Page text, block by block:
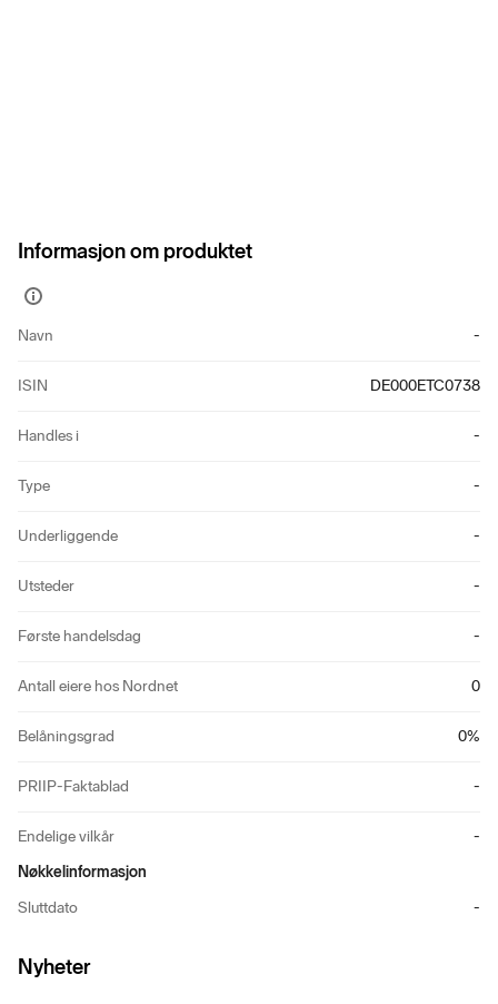
Informasjon om produktet
Vis
informasjon
Navn -
ISIN DE000ETC0738
Handles i -
Type -
Underliggende -
Utsteder -
Første handelsdag -
Antall eiere hos Nordnet 0
Belåningsgrad 0%
PRIIP-Faktablad -
Endelige vilkår
-
Nøkkelinformasjon
Sluttdato
-
Nyheter